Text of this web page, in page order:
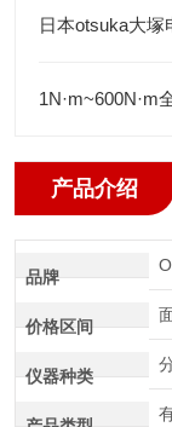
产品介绍
品牌
价格区间
仪器种类